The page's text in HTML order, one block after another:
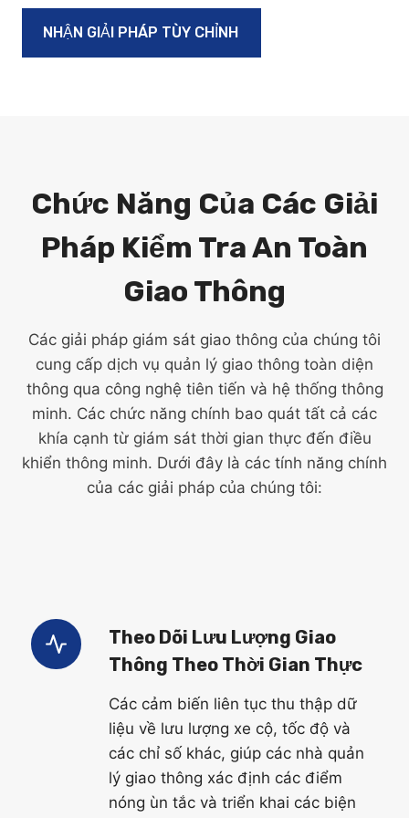
NHẬN GIẢI PHÁP TÙY CHỈNH
Chức Năng Của Các Giải
Pháp Kiểm Tra An Toàn
Giao Thông
Các giải pháp giám sát giao thông của chúng tôi
cung cấp dịch vụ quản lý giao thông toàn diện
thông qua công nghệ tiên tiến và hệ thống thông
minh. Các chức năng chính bao quát tất cả các
khía cạnh từ giám sát thời gian thực đến điều
khiển thông minh. Dưới đây là các tính năng chính
của các giải pháp của chúng tôi:
Theo Dõi Lưu Lượng Giao
Thông Theo Thời Gian Thực
Các cảm biến liên tục thu thập dữ
liệu về lưu lượng xe cộ, tốc độ và
các chỉ số khác, giúp các nhà quản
lý giao thông xác định các điểm
nóng ùn tắc và triển khai các biện